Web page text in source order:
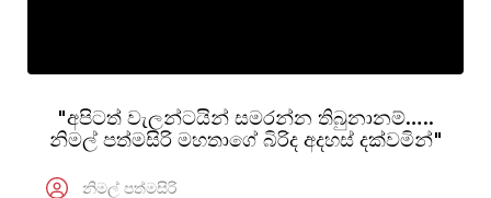
"අපිටත් වැලන්ටයින් සමරන්න තිබුනානම්…..
නිමල් පත්මසිරි මහතාගේ බිරිද අදහස් දක්වමින්"
නිමල් පත්මසිරි